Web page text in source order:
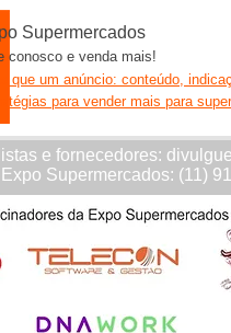
Supermercados
conosco e venda mais!
que um anúncio: conteúdo,
para vender mais para
e fornecedores:
Supermercados: (11)